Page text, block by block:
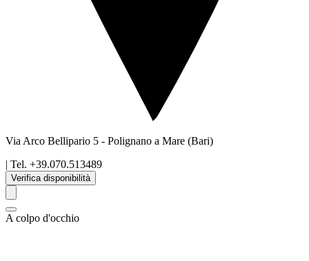
Via Arco Bellipario 5 - Polignano a Mare (Bari)
| Tel. +39.070.513489
Verifica disponibilità
A colpo d'occhio